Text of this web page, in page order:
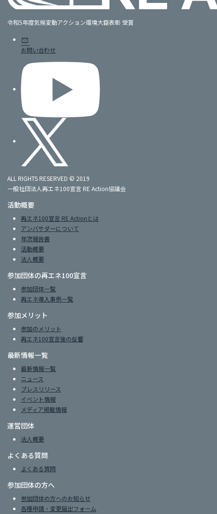
令和5年度気候変動アクション環境大臣表彰 受賞
mail
お問い合わせ
ALL RIGHTS RESERVED © 2019
一般社団法人再エネ100宣言 RE Action協議会
活動概要
再エネ100宣言 RE Actionとは
アンバサダーについて
年次報告書
活動概要
法人概要
参加団体の再エネ100宣言
参加団体一覧
再エネ導入事例一覧
参加メリット
参加のメリット
再エネ100宣言後の反響
最新情報一覧
最新情報一覧
ニュース
プレスリリース
イベント情報
メディア掲載情報
運営団体
法人概要
よくある質問
よくある質問
参加団体の方へ
参加団体の方へのお知らせ
各種申請・変更届出フォーム